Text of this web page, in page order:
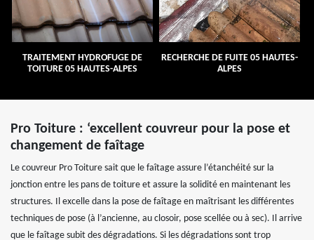
TRAITEMENT HYDROFUGE DE
TOITURE 05 HAUTES-ALPES
RECHERCHE DE FUITE 05 HAUTES-
ALPES
Pro Toiture : ‘excellent couvreur pour la pose et
changement de faîtage
Le couvreur Pro Toiture sait que le faîtage assure l’étanchéité sur la
jonction entre les pans de toiture et assure la solidité en maintenant les
structures. Il excelle dans la pose de faîtage en maîtrisant les différentes
techniques de pose (à l’ancienne, au closoir, pose scellée ou à sec). Il arrive
que le faîtage subit des dégradations. Si les dégradations sont trop